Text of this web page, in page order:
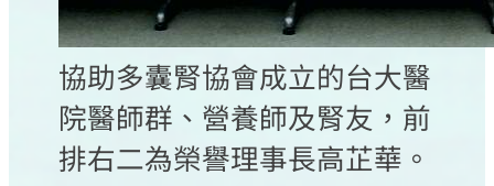
協助多囊腎協會成立的台大醫
院醫師群、營養師及腎友，前
排右二為榮譽理事長高芷華。